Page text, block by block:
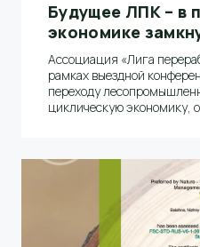
Будущее ЛПК – в
экономике
Ассоциация «Лига
рамках выездной
переходу
циклическую экономику,